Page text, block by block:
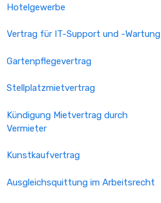
Hotelgewerbe
Vertrag für IT-Support und -Wartung
Gartenpflegevertrag
Stellplatzmietvertrag
Kündigung Mietvertrag durch
Vermieter
Kunstkaufvertrag
Ausgleichsquittung im Arbeitsrecht